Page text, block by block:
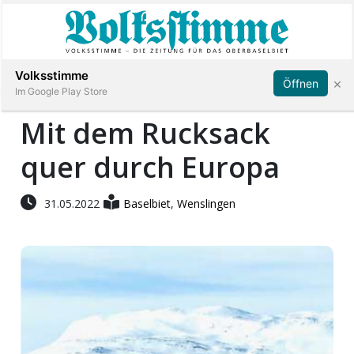
Veranstaltungen
Stellen
E-
App
Abonnieren Anmelden
Mit dem Rucksack
quer durch Europa
31.05.2022 Baselbiet,Wenslingen
Volksstimme
Im Google Play Store
Öffnen ×